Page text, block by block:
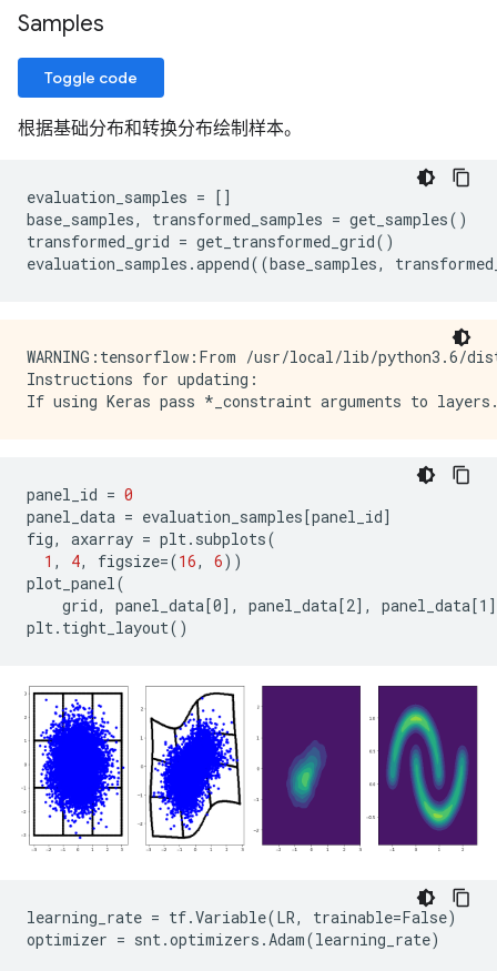
Samples
Toggle code
根据基础分布和转换分布绘制样本。
evaluation_samples = []
base_samples, transformed_samples = get_samples()
transformed_grid = get_transformed_grid()
WARNING:tensorflow:From /usr/local/lib/python3.6/
Instructions for updating:
panel_id = 0
panel_data = evaluation_samples[panel_id]
fig, axarray = plt . subplots(
1 , 4, figsize=(16, 6))
plot_panel (
grid, panel_data[0] , panel_data[2] , panel_data[1 ]
plt . tight_layout()
learning_rate = tf.Variable(LR, trainable=False)
optimizer = snt.optimizers.Adam(learning_rate)